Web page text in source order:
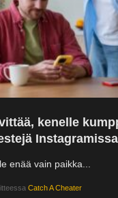
kenelle
enää vain paikka...
Catch A Cheater